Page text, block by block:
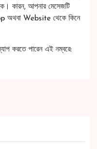
কারন, আপনার মেসেজটি
অথবা Website থেকে কিনে
করতে পারেন এই নম্বরে: